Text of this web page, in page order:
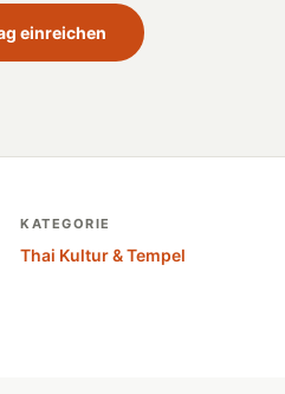
einreichen
KATEGORIE
Thai Kultur & Tempel